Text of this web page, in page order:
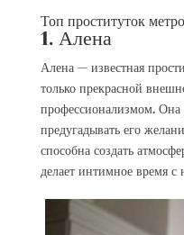
Топ проституток
1. Алена
Алена — известная
только прекрасной
профессионализмом. Она
предугадывать его
способна создать
делает интимное время